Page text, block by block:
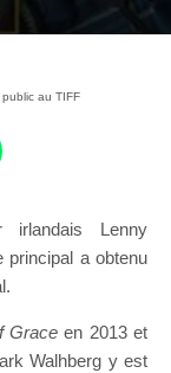
au TIFF
irlandais Lenny
principal a obtenu
Grace en 2013 et
Walhberg y est